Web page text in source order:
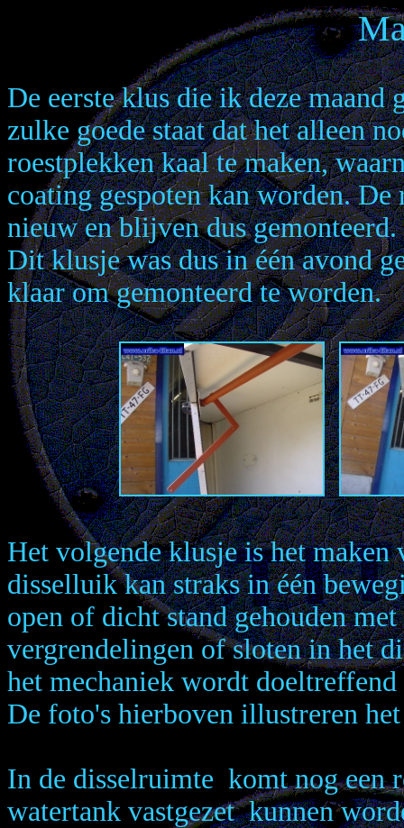
De eerste klus die ik deze maand
zulke goede staat dat het alleen
roestplekken kaal te maken,
coating gespoten kan worden.
nieuw en blijven dus gemonteerd.
Dit klusje was dus in één avond
klaar om gemonteerd te worden.
Het volgende klusje is het
disselluik kan straks in één
open of dicht stand gehouden
vergrendelingen of sloten in het
het mechaniek wordt
De foto's hierboven illustreren
In de disselruimte komt nog een
watertank vastgezet kunnen